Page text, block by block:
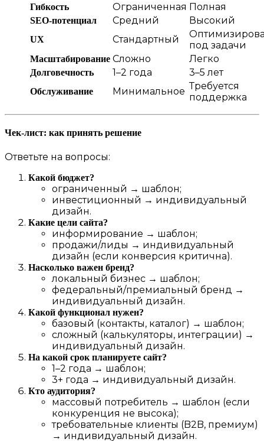
Гибкость Ограниченная Полная
SEO‑потенциал Средний Высокий
UX Стандартный
под задачи
Масштабирование Сложно Легко
Долговечность 1–2 года 3–5 лет
Обслуживание Минимальное Требуется
поддержка
Чек‑лист: как принять решение
Ответьте на вопросы:
Какой бюджет?
ограниченный → шаблон;
инвестиционный → индивидуальный
дизайн.
Какие цели сайта?
информирование → шаблон;
продажи/лиды → индивидуальный
дизайн (если конверсия критична).
Насколько важен бренд?
локальный бизнес → шаблон;
федеральный/премиальный бренд →
индивидуальный дизайн.
Какой функционал нужен?
базовый (контакты, каталог) → шаблон;
сложный (калькуляторы, интеграции) →
индивидуальный дизайн.
На какой срок планируете сайт?
1–2 года → шаблон;
3+ года → индивидуальный дизайн.
Кто аудитория?
массовый потребитель → шаблон (если
конкуренция не высока);
требовательные клиенты (B2B, премиум)
→ индивидуальный дизайн.